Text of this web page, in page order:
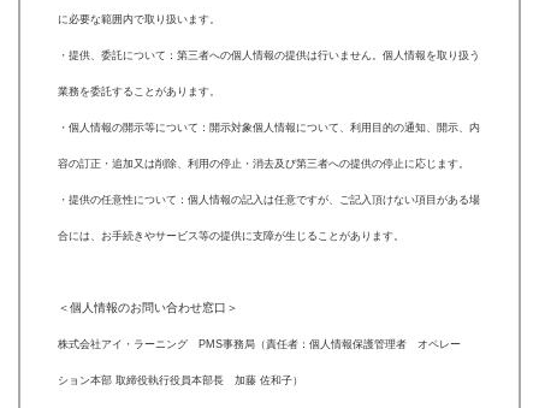
に必要な範囲内で取り扱います。
・提供、委託について：第三者への個人情報の提供は行いません。個人情報を取り扱う
業務を委託することがあります。
・個人情報の開示等について：開示対象個人情報について、利用目的の通知、開示、内
容の訂正・追加又は削除、利用の停止・消去及び第三者への提供の停止に応じます。
・提供の任意性について：個人情報の記入は任意ですが、ご記入頂けない項目がある場
合には、お手続きやサービス等の提供に支障が生じることがあります。
＜個人情報のお問い合わせ窓口＞
株式会社アイ・ラーニング PMS事務局（責任者：個人情報保護管理者 オペレー
ション本部 取締役執行役員本部長 加藤 佐和子）